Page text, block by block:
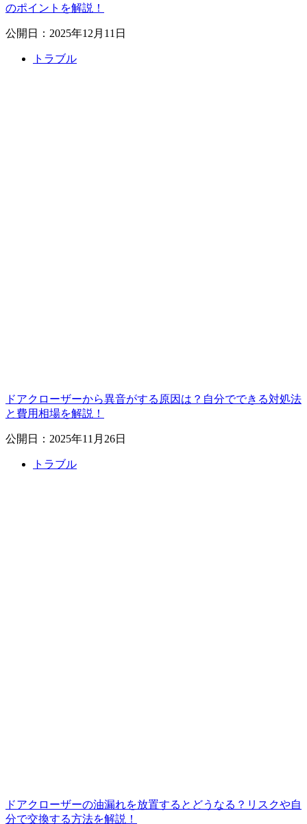
のポイントを解説！
公開日：2025年12月11日
トラブル
ドアクローザーから異音がする原因は？自分でできる対処法
と費用相場を解説！
公開日：2025年11月26日
トラブル
ドアクローザーの油漏れを放置するとどうなる？リスクや自
分で交換する方法を解説！